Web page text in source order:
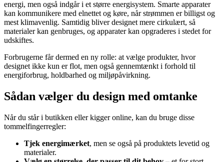
energi, men også indgår i et større energisystem. Smarte apparater
kan kommunikere med elnettet og køre, når strømmen er billigst og
mest klimavenlig. Samtidig bliver designet mere cirkulært, så
materialer kan genbruges, og apparater kan opgraderes i stedet for
udskiftes.
Forbrugerne får dermed en ny rolle: at vælge produkter, hvor
designet ikke kun er flot, men også gennemtænkt i forhold til
energiforbrug, holdbarhed og miljøpåvirkning.
Sådan vælger du design med omtanke
Når du står i butikken eller kigger online, kan du bruge disse
tommelfingerregler:
Tjek energimærket, men se også på produktets levetid og
materialer.